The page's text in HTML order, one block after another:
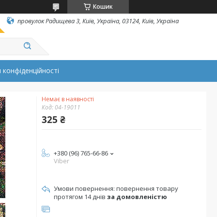
Кошик
провулок Радищева 3, Київ, Україна, 03124, Київ, Україна
Немає в наявності
Код: 04-19011
325 ₴
+380 (96) 765-66-86
Viber
повернення товару
протягом 14 днів за домовленістю